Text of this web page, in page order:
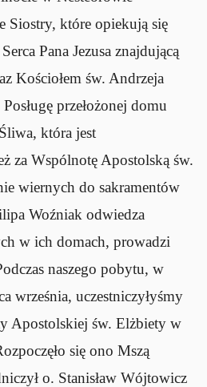
Siostry, które opiekują się
Pana Jezusa znajdującą
Kościołem św. Andrzeja
przełożonej domu
która jest
za Wspólnotę Apostolską św.
wiernych do sakramentów
Woźniak odwiedza
w ich domach, prowadzi
naszego pobytu, w
września, uczestniczyłyśmy
Apostolskiej św. Elżbiety w
się ono Mszą
o. Stanisław Wójtowicz